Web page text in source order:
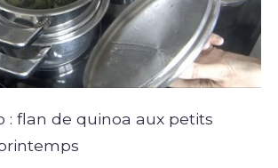
: flan de quinoa aux petits